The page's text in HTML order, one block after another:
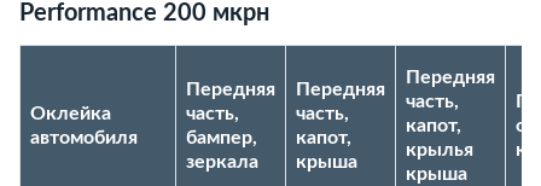
Performance 200 мкрн
Оклейка
автомобиля
Передняя
часть,
бампер,
зеркала
Передняя
часть,
капот,
крыша
Передняя
часть,
капот,
крылья
крыша